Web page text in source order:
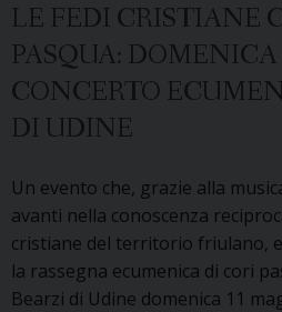
convegno
ecumenico
celebra
del
Concilio
di
Nicea
LE FEDI CRISTIANE
PASQUA:
CONCERTO
DI UDINE
Un evento che, grazie alla
avanti nella conoscenza
cristiane del territorio friulano,
la rassegna ecumenica di cori
Bearzi di Udine domenica 11